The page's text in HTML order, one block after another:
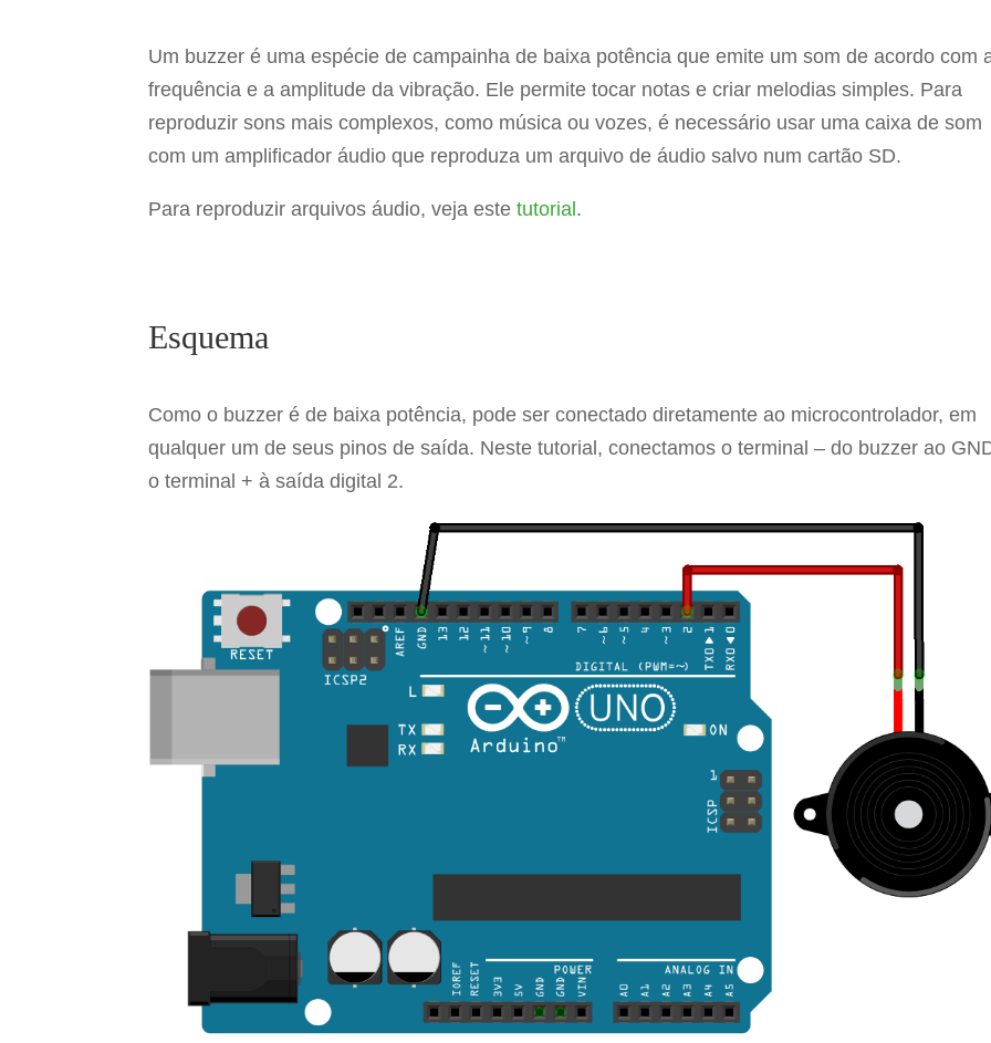
Um buzzer é uma espécie de campainha de baixa potência que emite um som de acordo com
frequência e a amplitude da vibração. Ele permite tocar notas e criar melodias simples. Para
reproduzir sons mais complexos, como música ou vozes, é necessário usar uma caixa de som
com um amplificador áudio que reproduza um arquivo de áudio salvo num cartão SD.
Para reproduzir arquivos áudio, veja estetutorial.
Esquema
Como o buzzer é de baixa potência, pode ser conectado diretamente ao microcontrolador, em
qualquer um de seus pinos de saída. Neste tutorial, conectamos o terminal – do buzzer ao
o terminal + à saída digital 2.